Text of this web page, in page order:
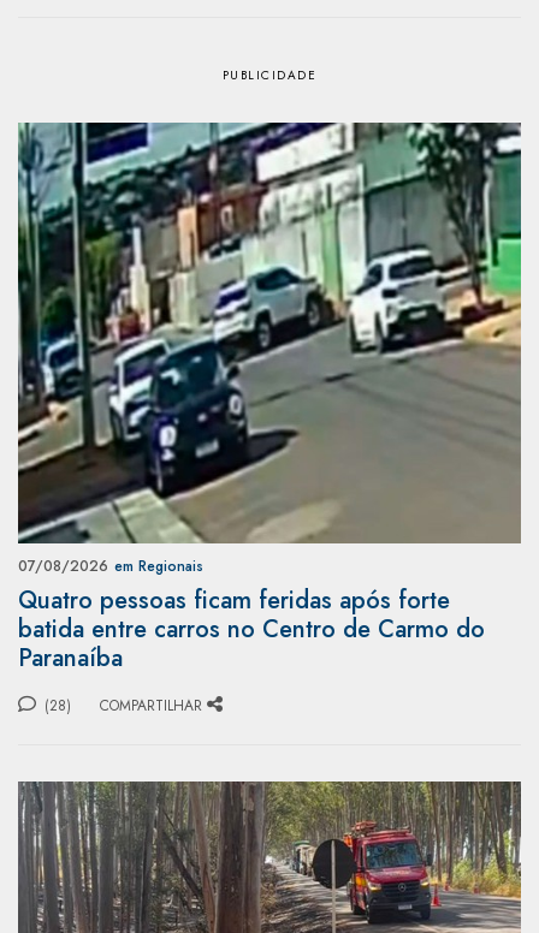
07/08/2026 em Regionais
Quatro pessoas ficam feridas após forte
batida entre carros no Centro de Carmo do
Paranaíba
(28) COMPARTILHAR